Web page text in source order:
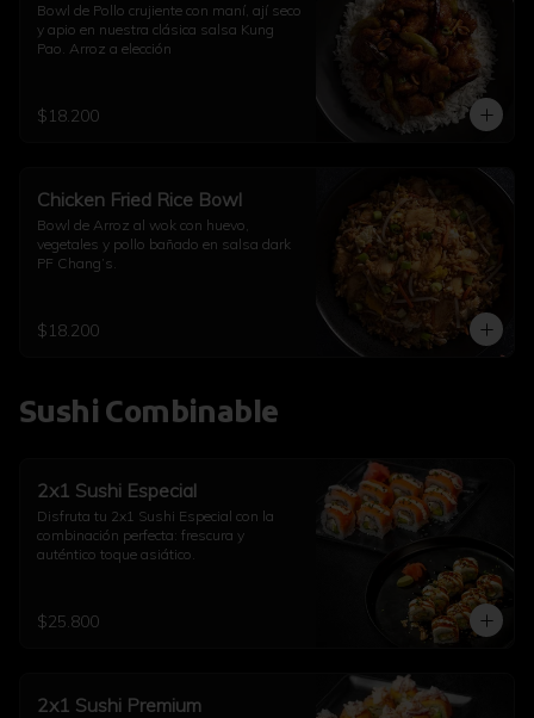
Bowl de Pollo crujiente con maní, ají seco
y apio en nuestra clásica salsa Kung
Pao. Arroz a elección
$18.200
Chicken Fried Rice Bowl
Bowl de Arroz al wok con huevo,
vegetales y pollo bañado en salsa dark
PF Chang’s.
$18.200
Sushi Combinable
2x1 Sushi Especial
Disfruta tu 2x1 Sushi Especial con la
combinación perfecta: frescura y
auténtico toque asiático.
$25.800
2x1 Sushi Premium